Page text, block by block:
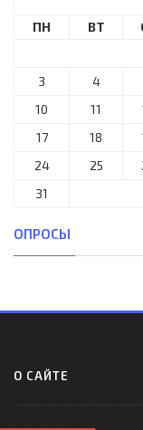
ПН ВТ
3
4
10
11
17
18
24
25
31
ОПРОСЫ
О САЙТЕ